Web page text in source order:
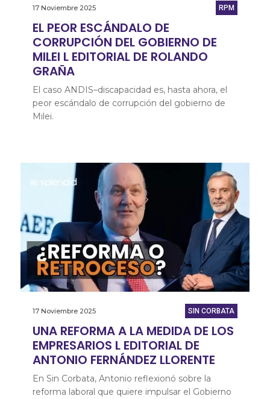
17 Noviembre 2025 RPM
EL PEOR ESCÁNDALO DE
CORRUPCIÓN DEL GOBIERNO DE
MILEI L EDITORIAL DE ROLANDO
GRAÑA
El caso ANDIS–discapacidad es, hasta ahora, el
peor escándalo de corrupción del gobierno de
Milei.
17 Noviembre 2025 SIN CORBATA
UNA REFORMA A LA MEDIDA DE LOS
EMPRESARIOS L EDITORIAL DE
ANTONIO FERNÁNDEZ LLORENTE
En Sin Corbata, Antonio reflexionó sobre la
reforma laboral que quiere impulsar el Gobierno